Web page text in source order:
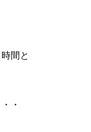
間と
・